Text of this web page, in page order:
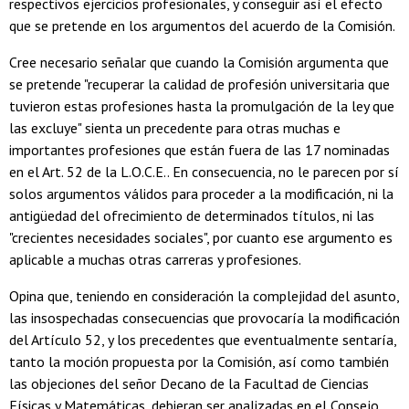
respectivos ejercicios profesionales, y conseguir así el efecto
que se pretende en los argumentos del acuerdo de la Comisión.
Cree necesario señalar que cuando la Comisión argumenta que
se pretende "recuperar la calidad de profesión universitaria que
tuvieron estas profesiones hasta la promulgación de la ley que
las excluye" sienta un precedente para otras muchas e
importantes profesiones que están fuera de las 17 nominadas
en el Art. 52 de la L.O.C.E.. En consecuencia, no le parecen por sí
solos argumentos válidos para proceder a la modificación, ni la
antigüedad del ofrecimiento de determinados títulos, ni las
"crecientes necesidades sociales", por cuanto ese argumento es
aplicable a muchas otras carreras y profesiones.
Opina que, teniendo en consideración la complejidad del asunto,
las insospechadas consecuencias que provocaría la modificación
del Artículo 52, y los precedentes que eventualmente sentaría,
tanto la moción propuesta por la Comisión, así como también
las objeciones del señor Decano de la Facultad de Ciencias